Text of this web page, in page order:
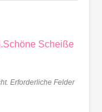
Scheiße
Erforderliche Felder